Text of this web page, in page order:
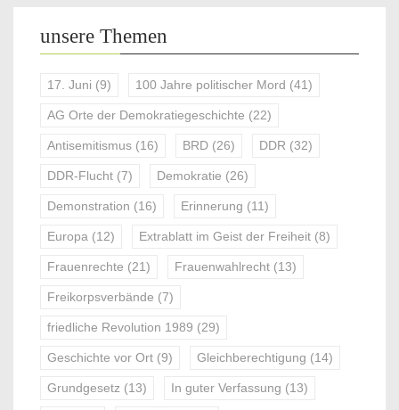
unsere Themen
17. Juni (9) 100 Jahre politischer Mord (41)
AG Orte der Demokratiegeschichte (22)
Antisemitismus (16) BRD (26) DDR (32)
DDR-Flucht (7) Demokratie (26)
Demonstration (16) Erinnerung (11)
Europa (12) Extrablatt im Geist der Freiheit (8)
Frauenrechte (21) Frauenwahlrecht (13)
Freikorpsverbände (7)
friedliche Revolution 1989 (29)
Geschichte vor Ort (9) Gleichberechtigung (14)
Grundgesetz (13) In guter Verfassung (13)